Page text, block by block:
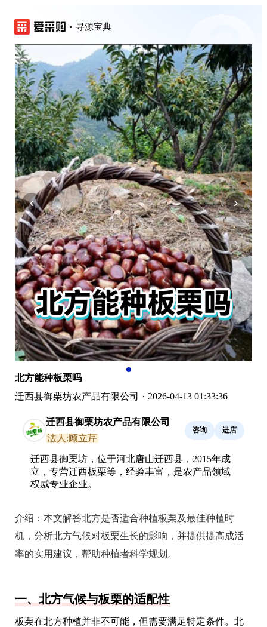
寻源宝典
‹ ›
北方能种板栗吗
迁西县御栗坊农产品有限公司 · 2026-04-13 01:33:36
迁西县御栗坊农产品有限公司
法人:顾立芹
咨询 进店
迁西县御栗坊，位于河北唐山迁西县，2015年成
立，专营迁西板栗等，经验丰富，是农产品领域
权威专业企业。
介绍： 本文解答北方是否适合种植板栗及最佳种植时
机，分析北方气候对板栗生长的影响，并提供提高成活
率的实用建议，帮助种植者科学规划。
一、北方气候与板栗的适配性
板栗在北方种植并非不可能，但需要满足特定条件。北